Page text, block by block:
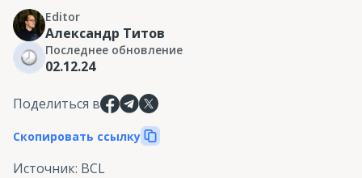
Editor
Александр Титов
Последнее обновление
02.12.24
Поделиться в
Скопировать ссылку
Источник: BCL